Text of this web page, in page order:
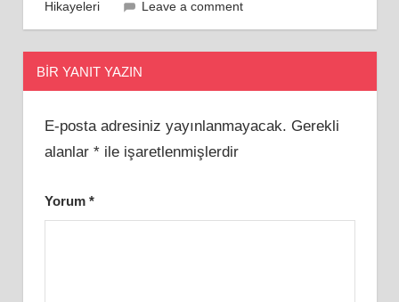
Hikayeleri
Leave a comment
BIR YANIT YAZIN
E-posta adresiniz yayınlanmayacak. Gerekli
alanlar *ile işaretlenmişlerdir
Yorum *